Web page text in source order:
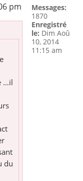
pm
…il
du
Messages:
1870
Enregistré
le: Dim Aoû
10, 2014
11:15 am